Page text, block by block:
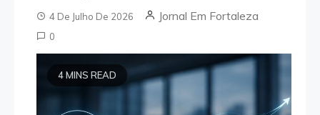
4 De Julho De 2026 Jornal Em Fortaleza
0
4 MINS READ